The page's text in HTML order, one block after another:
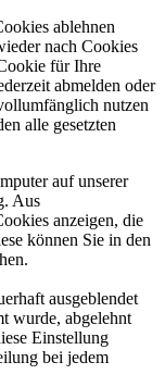
ablehnen
nach Cookies
für Ihre
abmelden oder
nutzen
alle gesetzten
auf unserer
Aus
anzeigen, die
können Sie in den
ausgeblendet
wurde, abgelehnt
Einstellung
bei jedem